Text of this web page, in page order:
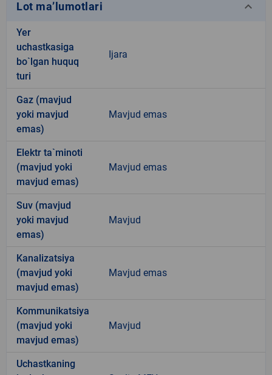
Lot ma’lumotlari keyboard_arrow_down
Yer
uchastkasiga
bo`lgan huquq
turi
Ijara
Gaz (mavjud
yoki mavjud
emas)
Mavjud emas
Elektr ta`minoti
(mavjud yoki
mavjud emas)
Mavjud emas
Suv (mavjud
yoki mavjud
emas)
Mavjud
Kanalizatsiya
(mavjud yoki
mavjud emas)
Mavjud emas
Kommunikatsiya
(mavjud yoki
mavjud emas)
Mavjud
Uchastkaning